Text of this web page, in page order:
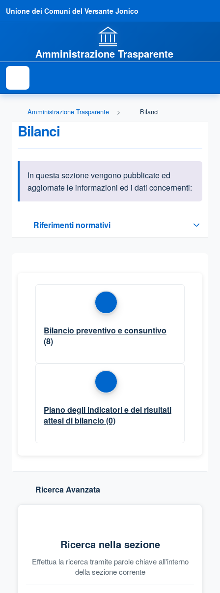
Unione dei Comuni del Versante Jonico
Amministrazione Trasparente
Amministrazione Trasparente Bilanci
Bilanci
Informazioni introduttive
In questa sezione vengono pubblicate ed
aggiornate le informazioni ed i dati concernenti:
Riferimenti normativi
Sezione compressa
Bilancio preventivo e consuntivo
(8)
Piano degli indicatori e dei risultati
attesi di bilancio (0)
Ricerca Avanzata
Ricerca nella sezione
Effettua la ricerca tramite parole chiave all'interno
della sezione corrente